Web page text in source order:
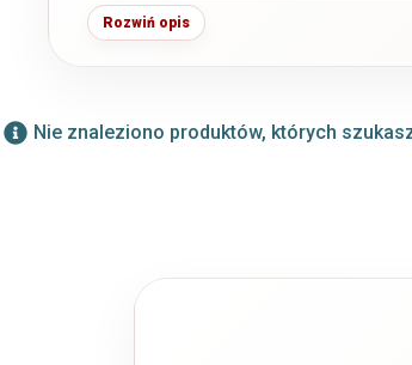
ekologicznej. Możesz porównać modele
zapinane na zatrzask lub zamek
Rozwiń opis
Nie znaleziono produktów, których